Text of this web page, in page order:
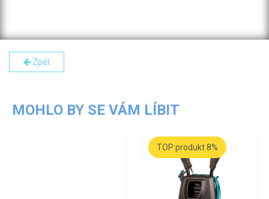
Zpět
MOHLO BY SE VÁM LÍBIT
TOP produkt 8%